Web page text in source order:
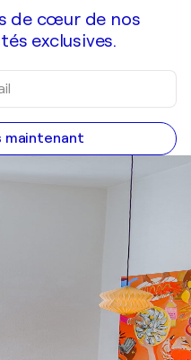
de cœur de nos
exclusives.
maintenant